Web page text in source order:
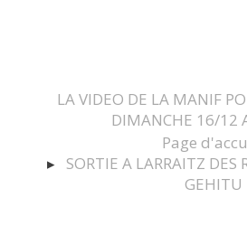
LA VIDEO DE LA MANIF
DIMANCHE 16/12
Page
SORTIE A LARRAITZ DES
GEHITU